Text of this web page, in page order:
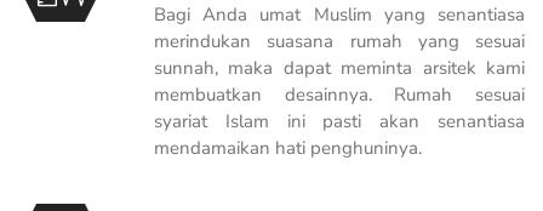
Bagi Anda umat Muslim yang senantiasa
merindukan suasana rumah yang sesuai
sunnah, maka dapat meminta arsitek kami
membuatkan desainnya. Rumah sesuai
syariat Islam ini pasti akan senantiasa
mendamaikan hati penghuninya.